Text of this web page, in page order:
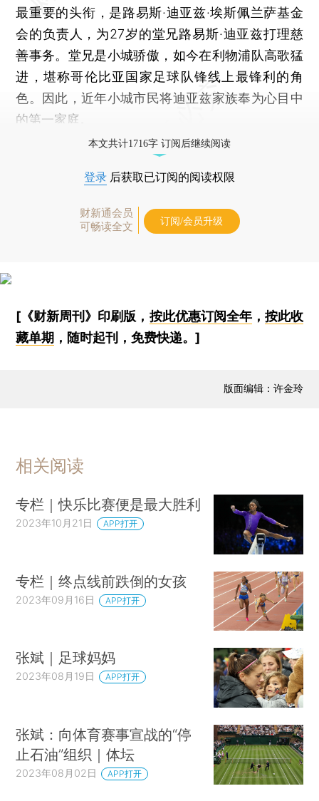
最重要的头衔，是路易斯·迪亚兹·埃斯佩兰萨基金
会的负责人，为27岁的堂兄路易斯·迪亚兹打理慈
善事务。堂兄是小城骄傲，如今在利物浦队高歌猛
进，堪称哥伦比亚国家足球队锋线上最锋利的角
色。因此，近年小城市民将迪亚兹家族奉为心目中
的第一家庭。
本文共计1716字 订阅后继续阅读
登录 后获取已订阅的阅读权限
财新通会员
可畅读全文
订阅/会员升级
[《财新周刊》印刷版， 按此优惠订阅全年， 按此收
藏单期 ，随时起刊，免费快递。]
版面编辑：许金玲
相关阅读
专栏｜快乐比赛便是最大胜利
2023年10月21日 APP打开
专栏｜终点线前跌倒的女孩
2023年09月16日 APP打开
张斌｜足球妈妈
2023年08月19日 APP打开
张斌：向体育赛事宣战的“停
止石油”组织｜体坛
2023年08月02日 APP打开